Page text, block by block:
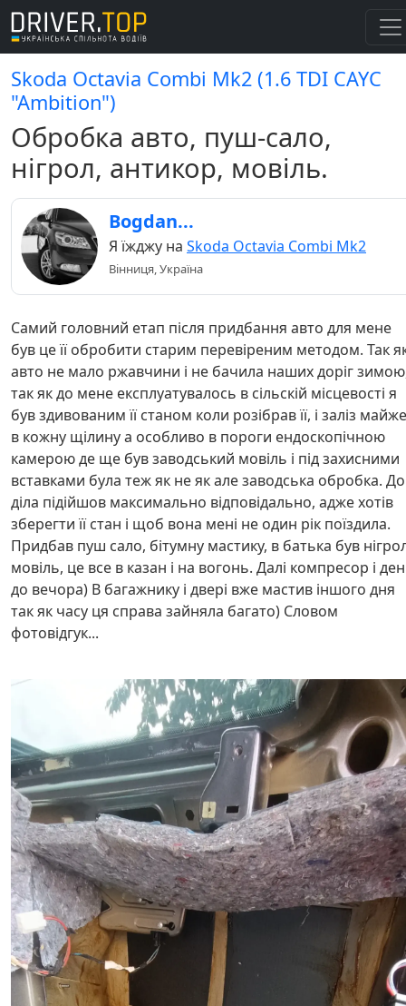
Skoda Octavia Combi Mk2 (1.6 TDI СAYC
"Ambition")
Обробка авто, пуш-сало,
нігрол, антикор, мовіль.
Bogdan...
Я їжджу на Skoda Octavia Combi Mk2
Вінниця, Україна
Самий головний етап після придбання авто для мене
був це її обробити старим перевіреним методом. Так
авто не мало ржавчини і не бачила наших доріг
так як до мене експлуатувалось в сільскій місцевості я
був здивованим її станом коли розібрав її, і заліз майже
в кожну щілину а особливо в пороги ендоскопічною
камерою де ще був заводський мовіль і під захисними
вставками була теж як не як але заводська обробка. До
діла підійшов максимально відповідально, адже хотів
зберегти її стан і щоб вона мені не один рік поїздила.
Придбав пуш сало, бітумну мастику, в батька був
мовіль, це все в казан і на вогонь. Далі компресор і
до вечора) В багажнику і двері вже мастив іншого дня
так як часу ця справа зайняла багато) Словом
фотовідгук...